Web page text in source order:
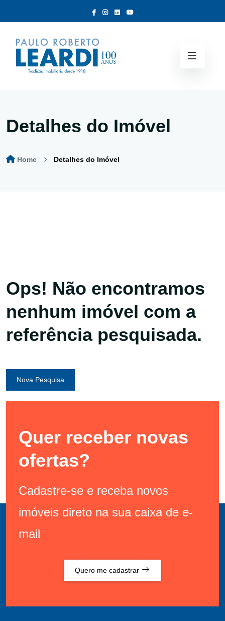
Detalhes do Imóvel
Home Detalhes do Imóvel
Ops! Não encontramos
nenhum imóvel com a
referência pesquisada.
Nova Pesquisa
Quer receber novas
ofertas?
Cadastre-se e receba novos
imóveis direto na sua caixa de e-
mail
Quero me cadastrar